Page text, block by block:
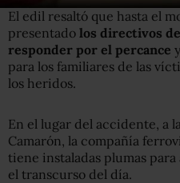
El edil resaltó que hasta el
presentado los directivos
responder por el percance
para los familiares de las
los heridos.
En el lugar del accidente, a
Camarón, la compañía
tiene instaladas plumas
el transcurso del día.